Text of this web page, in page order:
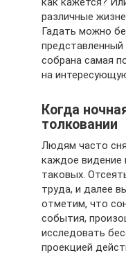
различные
Гадать можно
собрана самая
на
Когда
толковании
Людям часто
каждое видение
таковых.
труда, и далее
отметим, что
события,
исследовать
проекцией